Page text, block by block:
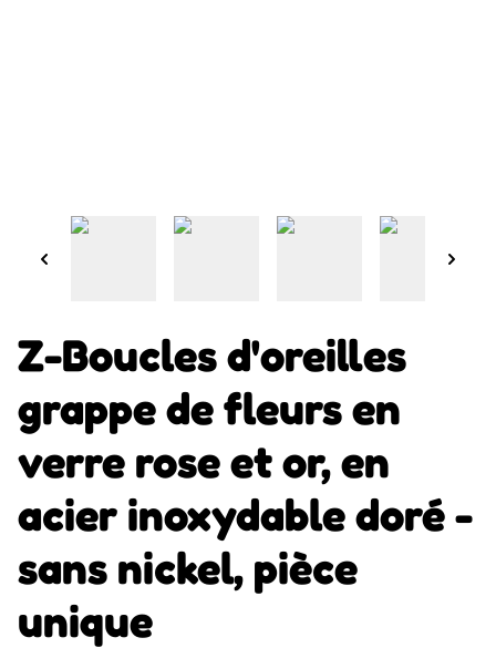
Z-Boucles d'oreilles
grappe de fleurs en
verre rose et or, en
acier inoxydable doré -
sans nickel, pièce
unique